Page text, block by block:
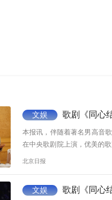
。从金钟奖舞台到上海国际
文娱 歌剧《同心
本报讯，伴随着著名男高音
在中央歌剧院上演，优美的
北京日报
文娱 歌剧《同心